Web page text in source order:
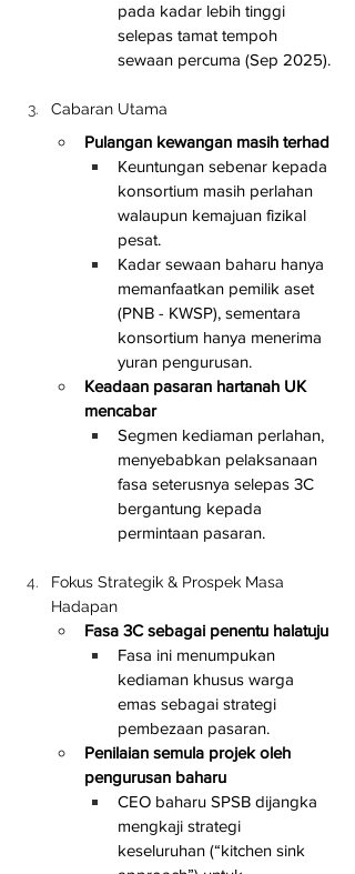
pada kadar lebih tinggi
selepas tamat tempoh
sewaan percuma (Sep 2025).
Cabaran Utama
Pulangan kewangan masih terhad
Keuntungan sebenar kepada
konsortium masih perlahan
walaupun kemajuan fizikal
pesat.
Kadar sewaan baharu hanya
memanfaatkan pemilik aset
(PNB - KWSP), sementara
konsortium hanya menerima
yuran pengurusan.
Keadaan pasaran hartanah UK
mencabar
Segmen kediaman perlahan,
menyebabkan pelaksanaan
fasa seterusnya selepas 3C
bergantung kepada
permintaan pasaran.
Fokus Strategik & Prospek Masa
Hadapan
Fasa 3C sebagai penentu halatuju
Fasa ini menumpukan
kediaman khusus warga
emas sebagai strategi
pembezaan pasaran.
Penilaian semula projek oleh
pengurusan baharu
CEO baharu SPSB dijangka
mengkaji strategi
keseluruhan (“kitchen sink